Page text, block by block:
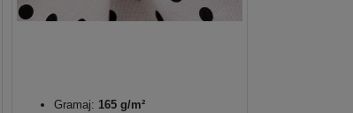
Gramaj: 165 g/m²